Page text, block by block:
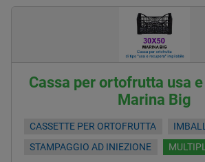
Cassa per ortofrutta usa
Marina Big
CASSETTE PER ORTOFRUTTA
STAMPAGGIO AD INIEZIONE